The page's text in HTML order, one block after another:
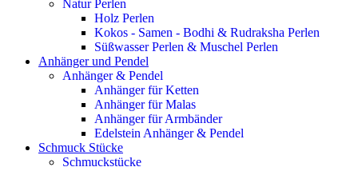
Natur Perlen
Holz Perlen
Kokos - Samen - Bodhi & Rudraksha Perlen
Süßwasser Perlen & Muschel Perlen
Anhänger und Pendel
Anhänger & Pendel
Anhänger für Ketten
Anhänger für Malas
Anhänger für Armbänder
Edelstein Anhänger & Pendel
Schmuck Stücke
Schmuckstücke